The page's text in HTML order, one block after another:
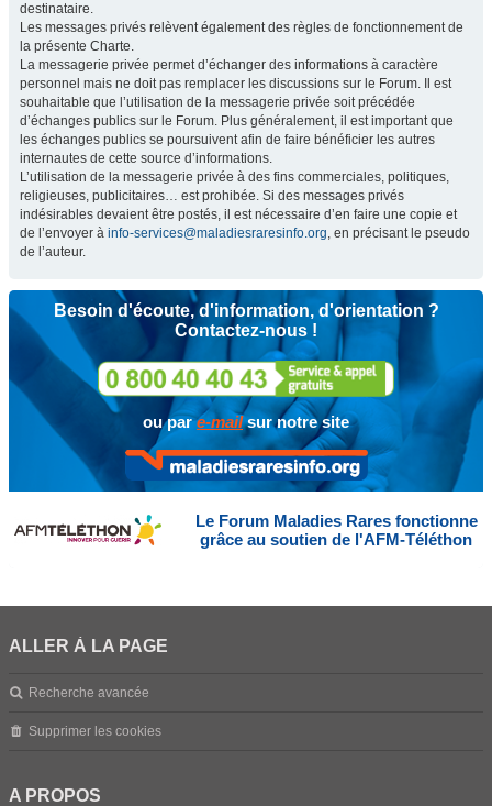
destinataire.
Les messages privés relèvent également des règles de fonctionnement de
la présente Charte.
La messagerie privée permet d’échanger des informations à caractère
personnel mais ne doit pas remplacer les discussions sur le Forum. Il est
souhaitable que l’utilisation de la messagerie privée soit précédée
d’échanges publics sur le Forum. Plus généralement, il est important que
les échanges publics se poursuivent afin de faire bénéficier les autres
internautes de cette source d’informations.
L’utilisation de la messagerie privée à des fins commerciales, politiques,
religieuses, publicitaires… est prohibée. Si des messages privés
indésirables devaient être postés, il est nécessaire d’en faire une copie et
de l’envoyer à info-services@maladiesraresinfo.org, en précisant le pseudo
de l’auteur.
Besoin d'écoute, d'information, d'orientation ?
Contactez-nous !
ou pare-mailsur notre site
Le Forum Maladies Rares fonctionne
grâce au soutien de l'AFM-Téléthon
ALLER À LA PAGE
Recherche avancée
Supprimer les cookies
A PROPOS